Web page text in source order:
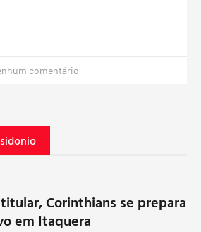
comentário
Corinthians se prepara
em Itaquera